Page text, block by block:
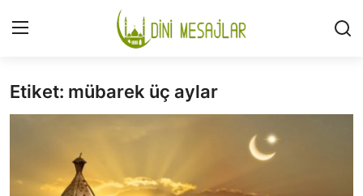
Giriş Kayıt Ol
GÜNDEM
Etiket: mübarek üç aylar